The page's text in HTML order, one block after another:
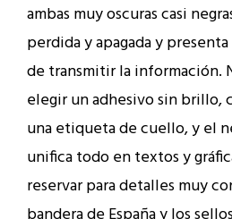
ambas muy oscuras casi
perdida y apagada y
de transmitir la información.
elegir un adhesivo sin brillo,
una etiqueta de cuello, y el
unifica todo en textos y
reservar para detalles muy